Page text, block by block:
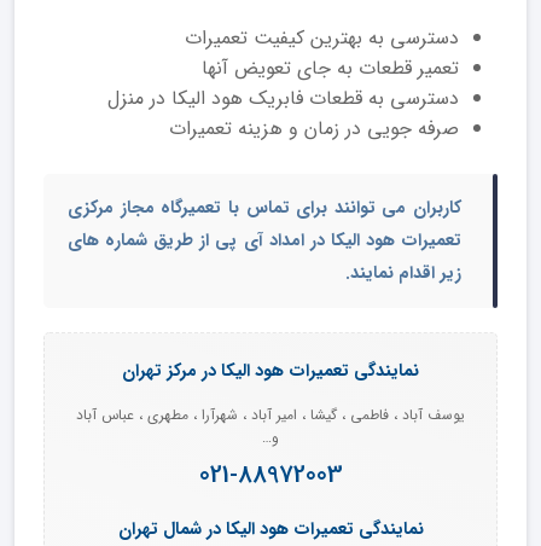
دسترسی به بهترین کیفیت تعمیرات
تعمیر قطعات به جای تعویض آنها
دسترسی به قطعات فابریک هود الیکا در منزل
صرفه جویی در زمان و هزینه تعمیرات
کاربران می توانند برای تماس با تعمیرگاه مجاز مرکزی
تعمیرات هود الیکا در امداد آی پی از طریق شماره های
زیر اقدام نمایند.
نمایندگی تعمیرات هود الیکا در مرکز تهران
یوسف آباد ، فاطمی ، گیشا ، امیر آباد ، شهرآرا ، مطهری ، عباس آباد
و…
021-88972003
نمایندگی تعمیرات هود الیکا در شمال تهران